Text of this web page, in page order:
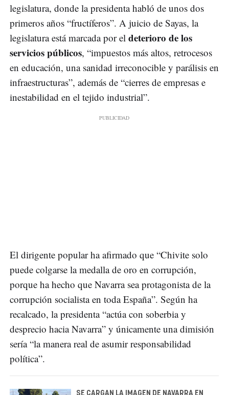
legislatura, donde la presidenta habló de unos dos
primeros años “fructíferos”. A juicio de Sayas, la
legislatura está marcada por el deterioro de los
servicios públicos, “impuestos más altos, retrocesos
en educación, una sanidad irreconocible y parálisis en
infraestructuras”, además de “cierres de empresas e
inestabilidad en el tejido industrial”.
El dirigente popular ha afirmado que “Chivite solo
puede colgarse la medalla de oro en corrupción,
porque ha hecho que Navarra sea protagonista de la
corrupción socialista en toda España”. Según ha
recalcado, la presidenta “actúa con soberbia y
desprecio hacia Navarra” y únicamente una dimisión
sería “la manera real de asumir responsabilidad
política”.
SE CARGAN LA IMAGEN DE NAVARRA EN